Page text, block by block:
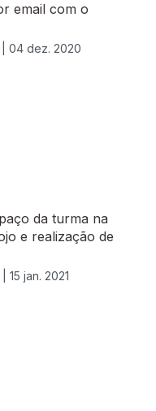
email com o
04 dez. 2020
da turma na
e realização de
15 jan. 2021